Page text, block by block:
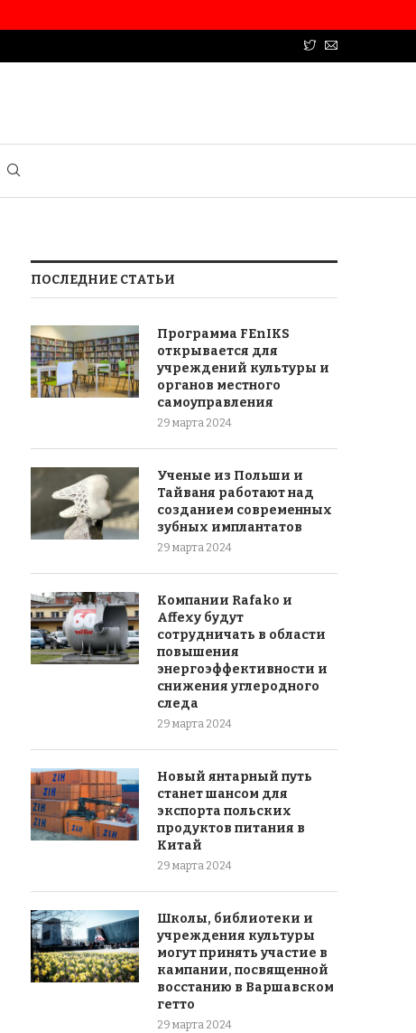
ПОСЛЕДНИЕ СТАТЬИ
Программа FEnIKS
открывается для
учреждений культуры и
органов местного
самоуправления
29 марта 2024
Ученые из Польши и
Тайваня работают над
созданием современных
зубных имплантатов
29 марта 2024
Компании Rafako и
Affexy будут
сотрудничать в области
повышения
энергоэффективности и
снижения углеродного
следа
29 марта 2024
Новый янтарный путь
станет шансом для
экспорта польских
продуктов питания в
Китай
29 марта 2024
Школы, библиотеки и
учреждения культуры
могут принять участие в
кампании, посвященной
восстанию в Варшавском
гетто
29 марта 2024